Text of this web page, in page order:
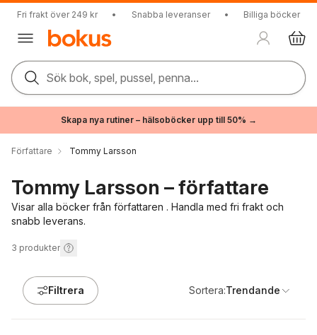
Fri frakt över 249 kr • Snabba leveranser • Billiga böcker
Sök bok, spel, pussel, penna...
Skapa nya rutiner – hälsoböcker upp till 50% →
Författare Tommy Larsson
Tommy Larsson – författare
Visar alla böcker från författaren . Handla med fri frakt och
snabb leverans.
3 produkter
Filtrera Sortera:Trendande